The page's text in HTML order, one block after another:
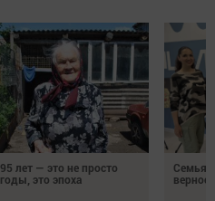
95 лет — это не просто
годы, это эпоха
Семья